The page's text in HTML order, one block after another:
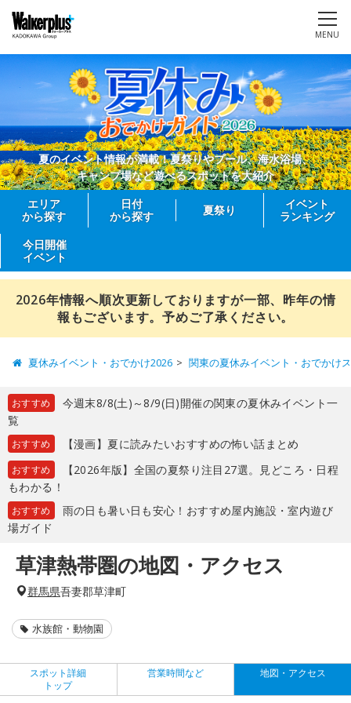
MENU
夏のイベント情報が満載！夏祭りやプール、海水浴場、
キャンプ場など遊べるスポットを大紹介
エリア
から探す
日付
から探す
夏祭り
イベント
ランキング
今日開催
イベント
2026年情報へ順次更新しておりますが一部、昨年の情
報もございます。予めご了承ください。
夏休みイベント・おでかけ2026 関東の夏休みイベント・おでかけ
おすすめ
今週末8/8(土)～8/9(日)開催の関東の夏休みイベント一
覧
おすすめ 【漫画】夏に読みたいおすすめの怖い話まとめ
おすすめ
【2026年版】全国の夏祭り注目27選。見どころ・日程
もわかる！
おすすめ
雨の日も暑い日も安心！おすすめ屋内施設・室内遊び
場ガイド
草津熱帯圏の地図・アクセス
群馬県吾妻郡草津町
水族館・動物園
スポット詳細
トップ
営業時間など 地図・アクセス